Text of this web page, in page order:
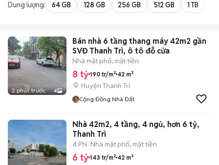
Dung lượng: 64 GB 128 GB 256 GB 512 GB 1 TB
2 phút trước 4
Bán nhà 6 tầng thang máy 42m2 gần
SVĐ Thanh Trì, ô tô đỗ cửa
Nhà mặt phố, mặt tiền
8 tỷ 190 tr/m² 42 m²
Huyện Thanh Trì
Cộng Đồng Nhà Đất
Nhà 42m2, 4 tầng, 4 ngủ, hơn 6 tỷ,
Thanh Trì
4 PN Nhà mặt phố, mặt tiền
6 tỷ 143 tr/m² 42 m²